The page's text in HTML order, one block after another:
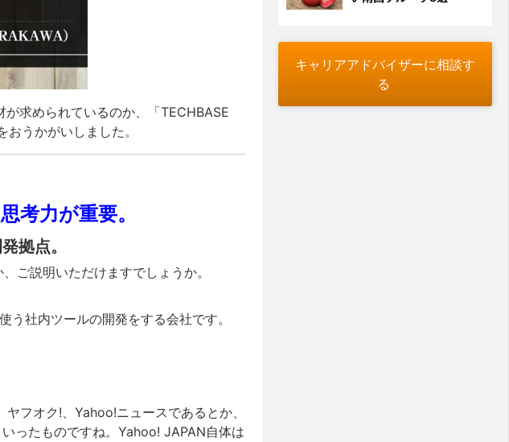
求められているのか、「TECHBASE
うかがいしました。
考力が重要。
拠点。
ご説明いただけますでしょうか。
社内ツールの開発をする会社です。
フオク!、Yahoo!ニュースであるとか、
ったものですね。Yahoo! JAPAN自体は
キャリアアドバイザーに相談す
る